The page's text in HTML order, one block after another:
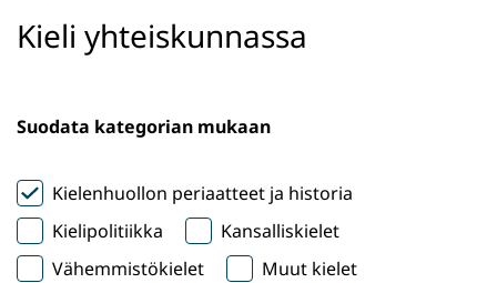
Kieli yhteiskunnassa
Suodata kategorian mukaan
Kielenhuollon periaatteet ja historia
Kielipolitiikka
Kansalliskielet
Vähemmistökielet
Muut kielet